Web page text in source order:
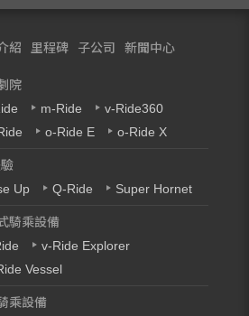
紹 里程碑 子公司 新聞中心
院
m-Ride
v-Ride360
o-Ride E o-Ride X
Up
Q-Ride Super Hornet
騎乘設備
v-Ride Explorer
Vessel
乘設備